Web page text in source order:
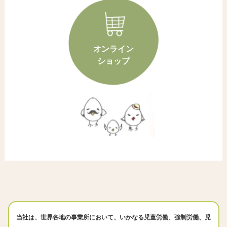
オンライン
ショップ
当社は、世界各地の事業所において、いかなる児童労働、強制労働、児